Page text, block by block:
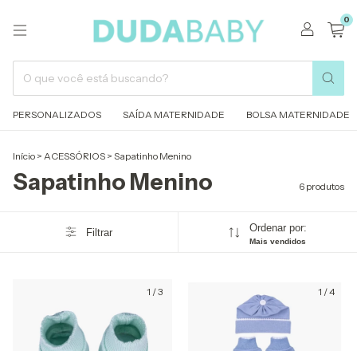
0
PERSONALIZADOS SAÍDA MATERNIDADE BOLSA MATERNIDADE
Início > ACESSÓRIOS > Sapatinho Menino
Sapatinho Menino 6 produtos
Filtrar Ordenar por:
Mais vendidos
1 /3 1 /4